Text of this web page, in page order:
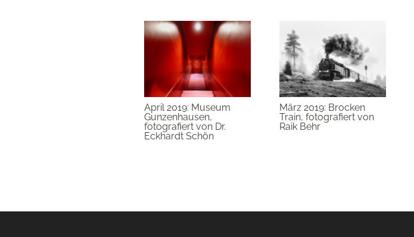
April 2019: Museum
Gunzenhausen,
fotografiert von Dr.
Eckhardt Schön
März 2019: Brocken
Train, fotografiert von
Raik Behr